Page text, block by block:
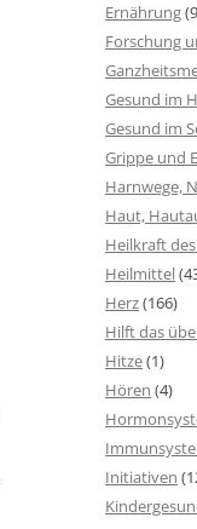
Ernährung
Forschung
Gesund im
Gesund im
Grippe und
Harnwege,
Haut,
Heilkraft
Heilmittel
Herz(166)
Hilft das
Hitze(1)
Hören (4)
Initiativen